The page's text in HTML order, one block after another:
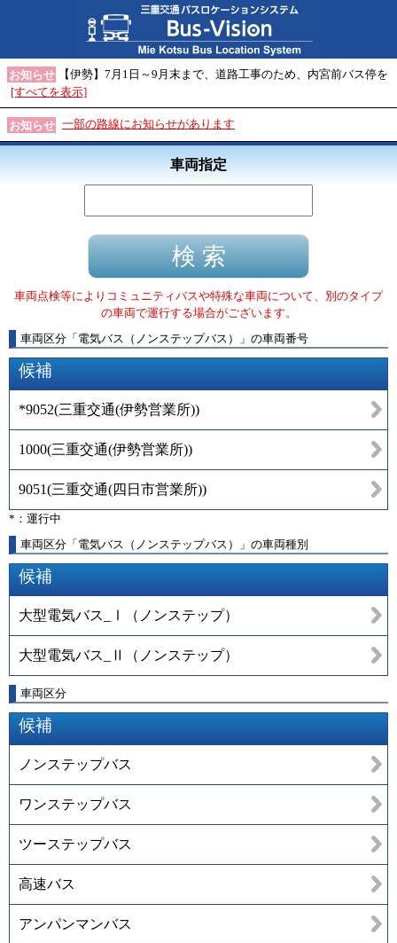
お知らせ
【伊勢】7月1日～9月末まで、道路工事のため、内宮前バス停を
[すべてを表示]
お知らせ 一部の路線にお知らせがあります
車両指定
車両点検等によりコミュニティバスや特殊な車両について、別のタイプ
の車両で運行する場合がございます。
車両区分 「 電気バス（ノンステップバス） 」 の車両番号
候補
*9052(三重交通(伊勢営業所))
1000(三重交通(伊勢営業所))
9051(三重交通(四日市営業所))
*：運行中
車両区分「電気バス（ノンステップバス）」の車両種別
候補
大型電気バス_Ⅰ（ノンステップ）
大型電気バス_Ⅱ（ノンステップ）
車両区分
候補
ノンステップバス
ワンステップバス
ツーステップバス
高速バス
アンパンマンバス